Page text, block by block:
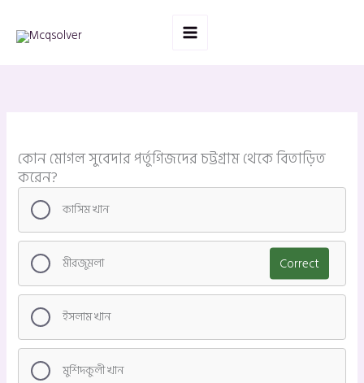
content
কোন মোগল সুবেদার পর্তুগিজদের চট্টগ্রাম থেকে বিতাড়িত
করেন?
কাসিম খান
মীরজুমলা Correct
ইসলাম খান
মুর্শিদকুলী খান